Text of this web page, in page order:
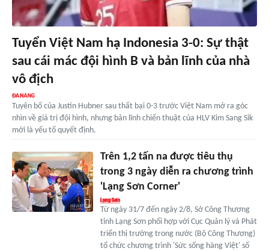
Tuyển Việt Nam hạ Indonesia 3-0: Sự thật
sau cái mác đội hình B và bản lĩnh của nhà
vô địch
Tuyên bố của Justin Hubner sau thất bại 0-3 trước Việt Nam mở ra góc
nhìn về giá trị đội hình, nhưng bản lĩnh chiến thuật của HLV Kim Sang Sik
mới là yếu tố quyết định.
Trên 1,2 tấn na được tiêu thụ
trong 3 ngày diễn ra chương trình
'Lạng Sơn Corner'
Từ ngày 31/7 đến ngày 2/8, Sở Công Thương
tỉnh Lạng Sơn phối hợp với Cục Quản lý và Phát
triển thị trường trong nước (Bộ Công Thương)
tổ chức chương trình 'Sức sống hàng Việt' số